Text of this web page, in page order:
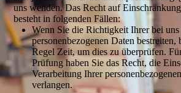
uns wenden. Das Recht auf
besteht in folgenden Fällen:
Wenn Sie die Richtigkeit Ihrer bei uns
personenbezogenen Daten
Regel Zeit, um dies zu überprüfen.
Prüfung haben Sie das Recht, die
Verarbeitung Ihrer
verlangen.